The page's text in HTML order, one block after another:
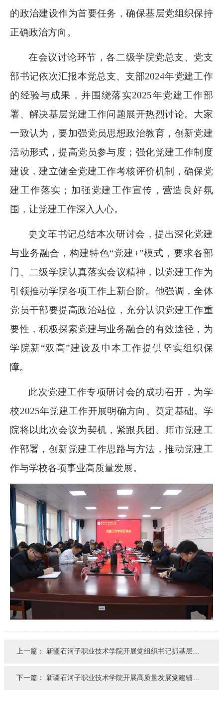
的政治建设作为首要任务，确保基层党组织保持
正确政治方向。
在会议讨论环节，各二级学院党总支、党支
部书记依次汇报本党总支、支部2024年党建工作
的经验与成果， 并 围绕落实2025年党建工作部
署、解决基层党建工作问题展开热烈讨论。 大家
一致认为，要加强党员思想政治教育，创新党建
活动形式，提高党员参与度；强化党建工作制度
建设，建立健全党建工作考核评价机制，确保党
建工作落实；加强党建工作宣传，营造良好氛
围，让党建工作深入人心。
史文革书记总结本次研讨会，提出深化党建
与业务融合，构建特色“党建+”模式 ， 要求各部
门、二级学院认真落实会议精神，以党建工作为
引领推动学院各项工作上新台阶。他强调，全体
党员干部要提高政治站位，充分认识党建工作重
要性，积极探索党建与业务融合的有效途径，为
学院新“双高”建设及申本工作提供坚实组织保
障。
此次党建工作专项研讨会的成功召开，为学
校2025年党建工作开展明确方向、奠定基础。学
院将以此次会议为契机，紧跟兵团、师市党建工
作部署，创新党建工作思路与方法，推动党建工
作与学校各项事业高质量发展。
上一篇： 新疆石河子职业技术学院开展党组织书记抓基层党建述职评议考核工作
下一篇： 新疆石河子职业技术学院开展高质量发展党建辅导专题学习活动